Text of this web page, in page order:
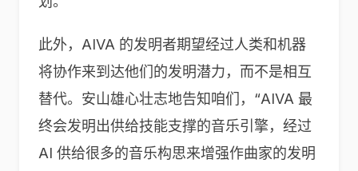
此外，AIVA 的发明者期望经过人类和机器
将协作来到达他们的发明潜力，而不是相互
替代。安山雄心壮志地告知咱们，“AIVA 最
终会发明出供给技能支撑的音乐引擎，经过
AI 供给很多的音乐构思来增强作曲家的发明